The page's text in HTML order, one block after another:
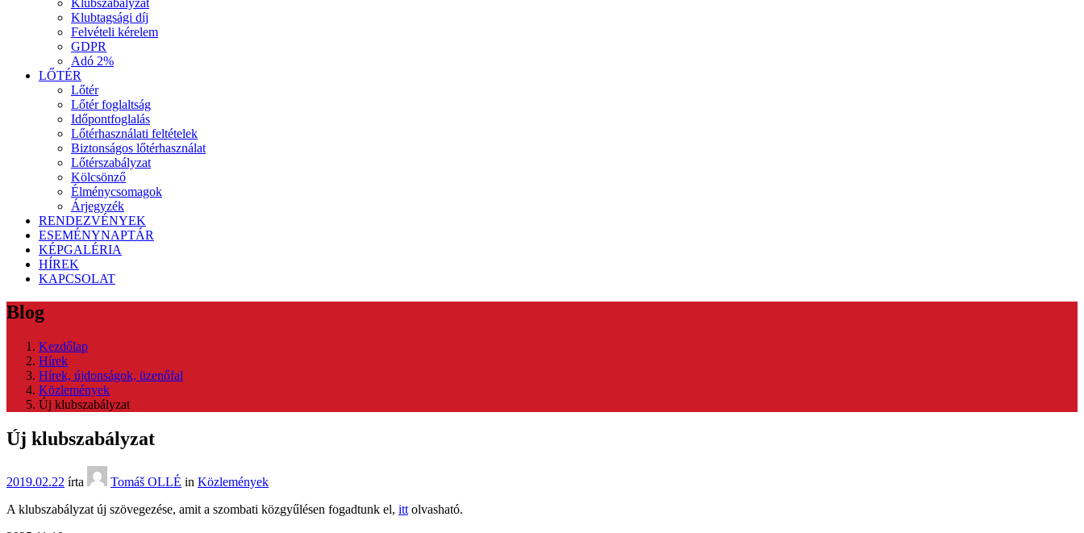
Klubtagsági díj
Felvételi kérelem
GDPR
Adó 2%
LŐTÉR
Lőtér
Lőtér foglaltság
Időpontfoglalás
Lőtérhasználati feltételek
Biztonságos lőtérhasználat
Lőtérszabályzat
Kölcsönző
Élménycsomagok
Árjegyzék
RENDEZVÉNYEK
ESEMÉNYNAPTÁR
KÉPGALÉRIA
HÍREK
KAPCSOLAT
Blog
Kezdőlap
Hírek
Hírek, újdonságok, üzenőfal
Közlemények
Új klubszabályzat
Új klubszabályzat
2019.02.22 írta Tomáš OLLÉ in Közlemények
A klubszabályzat új szövegezése, amit a szombati közgyűlésen fogadtunk el, itt olvasható.